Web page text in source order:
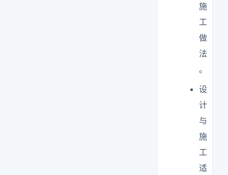
施
工
做
法
。
设
计
与
施
工
适